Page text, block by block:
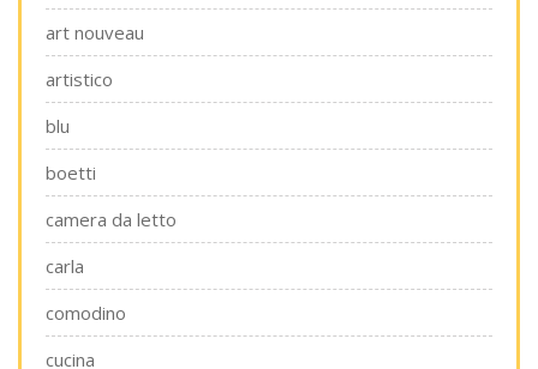
art nouveau
artistico
blu
boetti
camera da letto
carla
comodino
cucina